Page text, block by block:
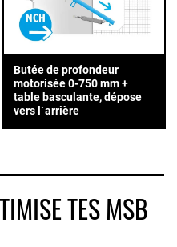
Butée de profondeur
motorisée 0-750 mm +
table basculante, dépose
vers l´arrière
TES MSB